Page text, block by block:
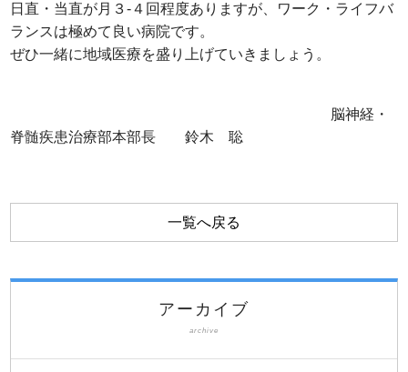
日直・当直が月３-４回程度ありますが、ワーク・ライフバ
ランスは極めて良い病院です。
ぜひ一緒に地域医療を盛り上げていきましょう。
脳神経・
脊髄疾患治療部本部長 鈴木 聡
一覧へ戻る
アーカイブ
archive